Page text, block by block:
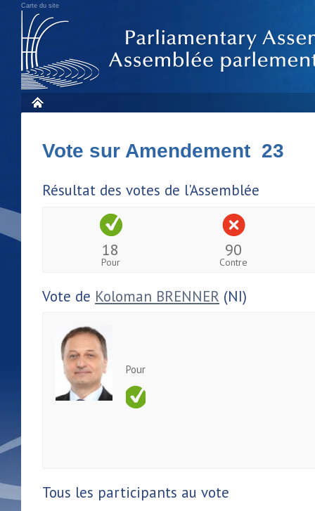
Carte du site
Vote sur Amendement 23
Résultat des votes de l'Assemblée
18
Pour
90
Contre
Vote de Koloman BRENNER (NI)
Pour
Tous les participants au vote